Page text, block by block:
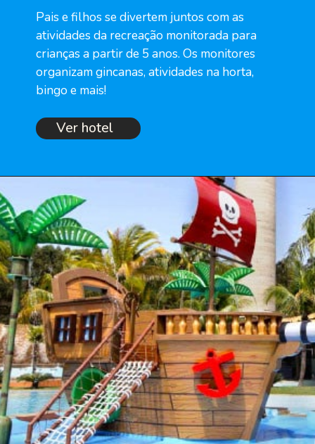
Ver hotel
Pais e filhos se divertem juntos com as
atividades da recreação monitorada para
crianças a partir de 5 anos. Os monitores
organizam gincanas, atividades na horta,
bingo e mais!